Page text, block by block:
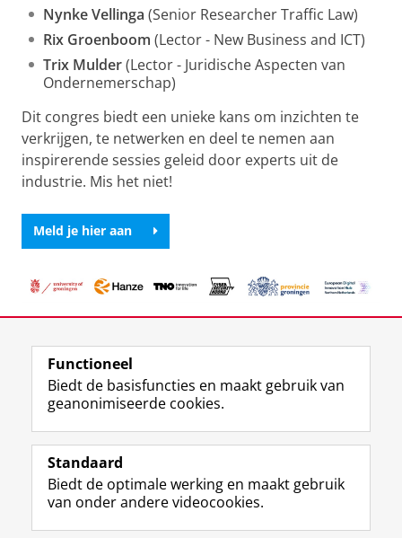
Nynke Vellinga (Senior Researcher Traffic Law)
Rix Groenboom (Lector - New Business and ICT)
Trix Mulder(Lector - Juridische Aspecten van
Ondernemerschap)
Dit congres biedt een unieke kans om inzichten te
verkrijgen, te netwerken en deel te nemen aan
inspirerende sessies geleid door experts uit de
industrie. Mis het niet!
Meld je hier aan
Volg ons op
T
w
t
t
L
i
k
e
Y
o
T
Studiekiezers
Functioneel
Biedt de basisfuncties en maakt gebruik van
geanonimiseerde cookies.
Standaard
Biedt de optimale werking en maakt gebruik
van onder andere videocookies.